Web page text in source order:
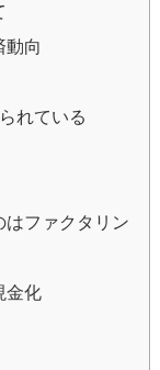
動向
れている
はファクタリン
金化